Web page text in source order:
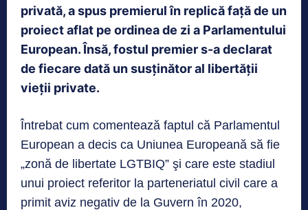
privată, a spus premierul în replică față de un
proiect aflat pe ordinea de zi a Parlamentului
European. Însă, fostul premier s-a declarat
de fiecare dată un susținător al libertății
vieții private.
Întrebat cum comentează faptul că Parlamentul
European a decis ca Uniunea Europeană să fie
„zonă de libertate LGTBIQ” şi care este stadiul
unui proiect referitor la parteneriatul civil care a
primit aviz negativ de la Guvern în 2020,